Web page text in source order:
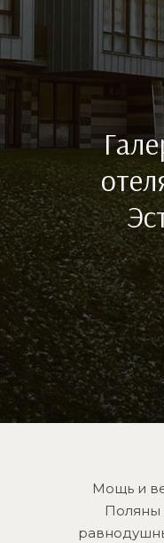
Мощь и
Поляны